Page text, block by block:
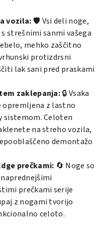
vozila: 🛡️ Vsi deli noge,
strešnimi sanmi vašega
mehko zaščitno
protizdrsni
lak sani pred praskami
zaklepanja:🔒 Vsaka
opremljena z lastno
sistemom. Celoten
na streho vozila,
demontažo
prečkami: 🔄 Noge so
prečkami serije
z nogami tvorijo
celoto.